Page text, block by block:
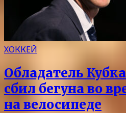
ХОККЕЙ
Обладатель
сбил бегуна во
на велосипеде